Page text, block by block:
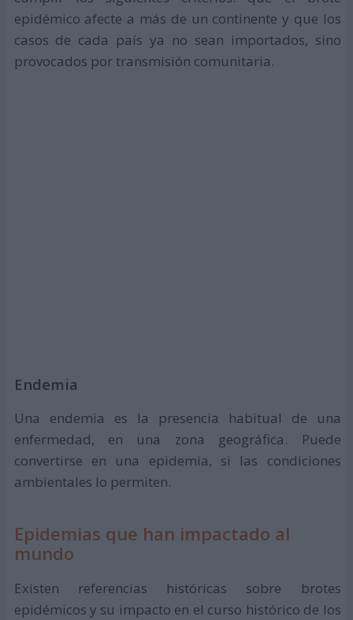
epidémico afecte a más de un continente y que los
casos de cada país ya no sean importados, sino
provocados por transmisión comunitaria.
Endemia
Una endemia es la presencia habitual de una
enfermedad, en una zona geográfica. Puede
convertirse en una epidemia, si las condiciones
ambientales lo permiten.
Epidemias que han impactado al
mundo
Existen referencias históricas sobre brotes
epidémicos y su impacto en el curso histórico de los